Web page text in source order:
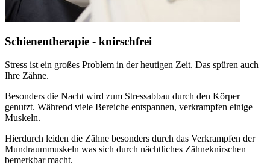
Schienentherapie - knirschfrei
Stress ist ein großes Problem in der heutigen Zeit. Das spüren auch
Ihre Zähne.
Besonders die Nacht wird zum Stressabbau durch den Körper
genutzt. Während viele Bereiche entspannen, verkrampfen einige
Muskeln.
Hierdurch leiden die Zähne besonders durch das Verkrampfen der
Mundraummuskeln was sich durch nächtliches Zähneknirschen
bemerkbar macht.